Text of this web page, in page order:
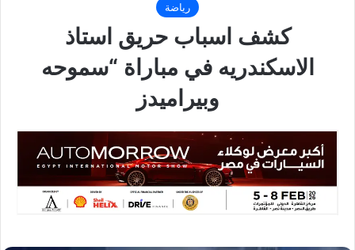
رياضة
كشف اسباب حريق استاذ
الاسكندريه في مباراة “سموحه
وبيراميدز